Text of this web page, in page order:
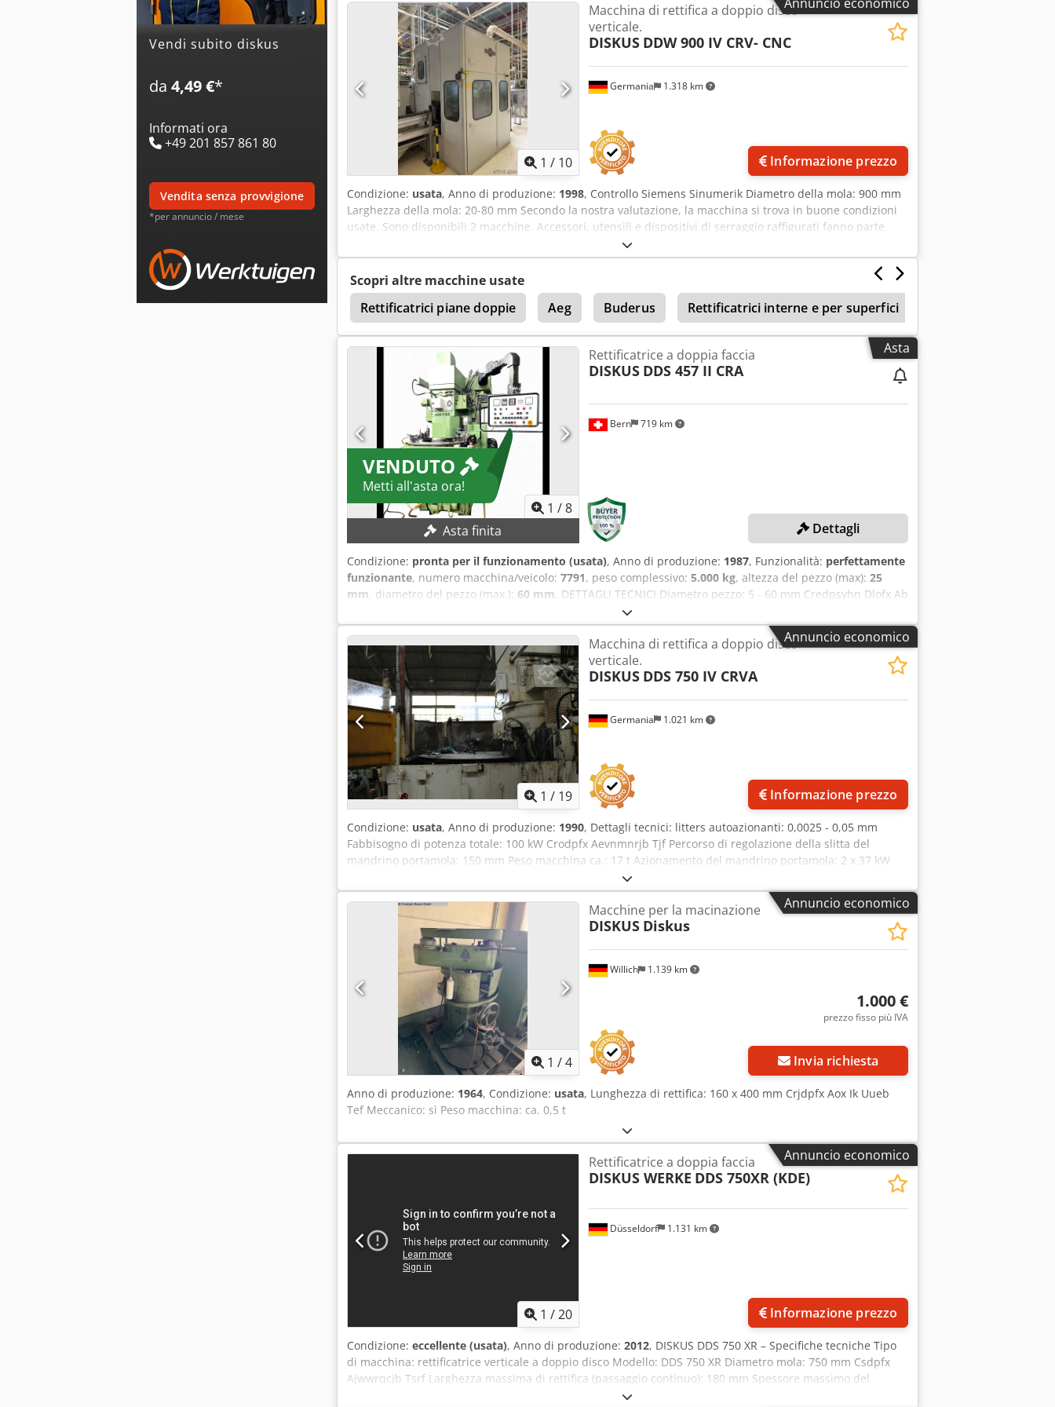
Vendi subito diskus
da 4,49 €*
Informati ora
+49 201 857 861 80
vendita senza provvigione
*per annuncio / mese
1 / 10
Germania 1.318 km
Macchina di rettifica a doppio disco -
verticale.
DISKUS DDW 900 IV CRV- CNC
Informazione prezzo
Condizione: usata, Anno di produzione: 1998, Controllo Siemens Sinumerik Diametro della mola: 900 mm
Larghezza della mola: 20-80 mm Secondo la nostra valutazione, la macchina si trova in buone condizioni
usate. Sono disponibili 2 macchine. Accessori, utensili e dispositivi di serraggio raffigurati fanno parte
della fornitura solo se specificato nelle informazioni aggiuntive. Salvo modifiche ed errori nelle specifiche
tecniche e nelle informazioni, nonché vendita preventiva! Crodpfx Abjxuv Udo Tjf
Scopri altre macchine usate
Rettificatrici piane doppie
Aeg Buderus Rettificatrici interne e per superfici
Buderus Danobat Deckel
Asta
VENDUTO
Metti all'asta ora!
1 /8
Asta finita
Bern 719 km
Rettificatrice a doppia faccia
DISKUS DDS 457 II CRA
Dettagli
Condizione: pronta per il funzionamento (usata), Anno di produzione: 1987, Funzionalità: perfettamente
funzionante, numero macchina/veicolo: 7791, peso complessivo: 5.000 kg, altezza del pezzo (max): 25
mm , diametro del pezzo (max.): 60 mm , DETTAGLI TECNICI Diametro pezzo: 5 - 60 mm Credpsyhn Dlofx Ab
Tsf Altezza massima pezzo: 1 - 25 mm Numero di teste di rettifica: 2 Disposizione: Doppia (sopra, sotto)
Diametro esterno mola: 457 mm Velocità periferica mola: 24 m/s DETTAGLI MACCHINA Tensione: 380 V
Potenza motore di rettifica: 2 x 15 kW Dimensioni e peso Dimensioni (L x P x A): 4.000 x 3.000 x 2.700 mm
Peso macchina: ca. 5.000 kg
Annuncio economico
1 / 19
Germania 1.021 km
Macchina di rettifica a doppio disco -
verticale.
DISKUS DDS 750 IV CRVA
Informazione prezzo
Condizione: usata, Anno di produzione: 1990, Dettagli tecnici: litters autoazionanti: 0,0025 - 0,05 mm
Fabbisogno di potenza totale: 100 kW Crodpfx Aevnmnrjb Tjf Percorso di regolazione della slitta del
mandrino portamola: 150 mm Peso macchina ca.: 17 t Azionamento del mandrino portamola: 2 x 37 kW
Larghezza di macinazione: 30-150 mm Velocità periferica: 34 m/sec Velocità del pezzo: 60 - 300 mm/sec.
Altezza di macinazione: 70 mm Diametro mola: 750 mm Utensile di molatura: 750 x 75 x 350 mm Velocità
della mola: 870 giri/min. Diametro del pezzo - massimo: 250 mm
Annuncio economico
1 /4
Willich 1.139 km
Macchine per la macinazione
DISKUS Diskus
1.000 €
prezzo fisso più IVA
Invia richiesta
Anno di produzione: 1964, Condizione: usata, Lunghezza di rettifica: 160 x 400 mm Crjdpfx Aox Ik Uueb
Tef Meccanico: sì Peso macchina: ca. 0,5 t
Annuncio economico
1 /20
Düsseldorf 1.131 km
Rettificatrice a doppia faccia
DISKUS WERKE DDS 750XR (KDE)
Informazione prezzo
Condizione: eccellente (usata), Anno di produzione: 2012, DISKUS DDS 750 XR – Specifiche tecniche Tipo
di macchina: rettificatrice verticale a doppio disco Modello: DDS 750 XR Diametro mola: 750 mm Csdpfx
Ajwwrqcjb Tsrf Larghezza massima di rettifica (passaggio continuo): 180 mm Spessore massimo del
materiale (passaggio continuo): 30 mm Larghezza massima di rettifica (rettifica in tuffo): 300 mm Spessore